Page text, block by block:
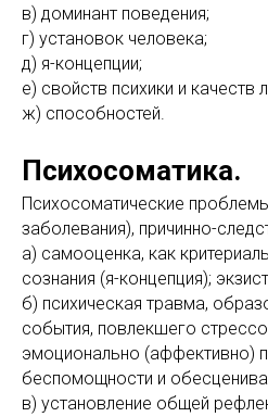
в) доминант поведения;
г) установок человека;
д) я-концепции;
е) свойств психики и качеств
ж) способностей.
Психосоматика.
Психосоматические
заболевания), причинно-
а) самооценка, как
сознания (я-концепция);
б) психическая травма,
события, повлекшего
эмоционально (аффективно)
беспомощности и
в) установление общей